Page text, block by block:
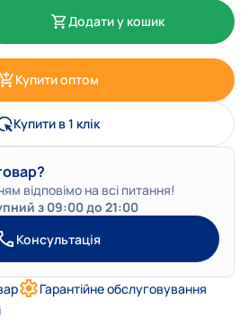
Додати у кошик
Купити оптом
Купити в 1 клік
відповімо на всі питання!
з 09:00 до 21:00
Консультація
Гарантійне обслуговування